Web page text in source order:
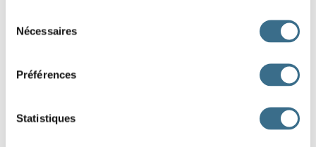
Nécessaires
Préférences
Statistiques